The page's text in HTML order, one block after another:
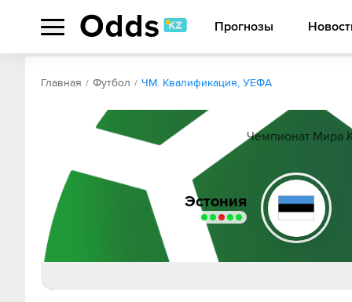
Прогнозы
Обзор Коэффициенты Статистика Прогнозы
Главная Футбол ЧМ. Квалификация, УЕФА
Чемпионат Мира
Эстония